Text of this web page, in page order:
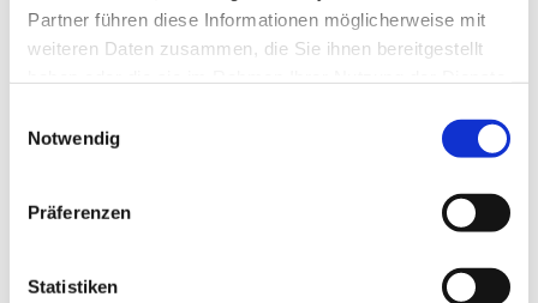
Partner führen diese Informationen möglicherweise mit
weiteren Daten zusammen, die Sie ihnen bereitgestellt
Notwendig
Präferenzen
Statistiken